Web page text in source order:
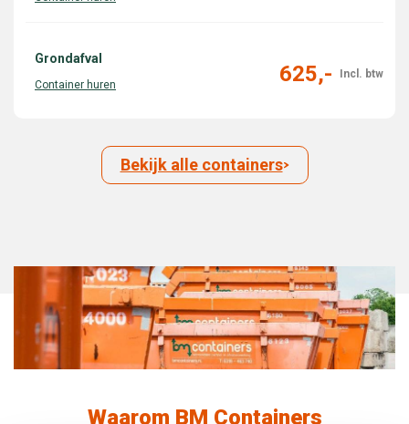
Grondafval
625,-
Bekijk alle containers
Waarom BM Containers